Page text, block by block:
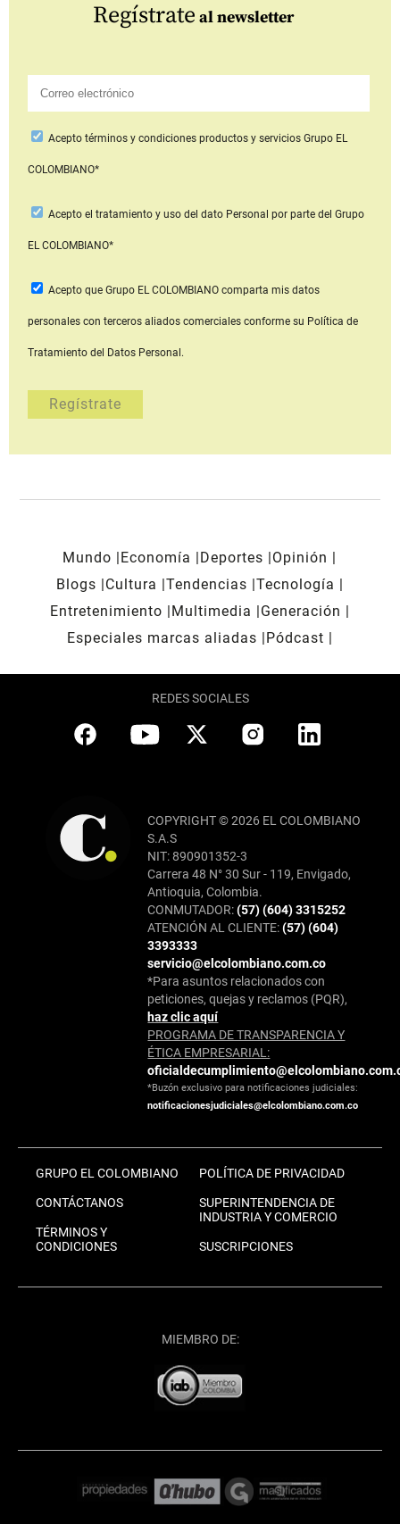
Regístrate al newsletter
Aceptotérminos y condiciones productos y serviciosGrupo EL
COLOMBIANO*
Acepto el tratamiento y uso del dato Personal por parte del Grupo
EL COLOMBIANO*
Acepto que Grupo EL COLOMBIANOcomparta mis datos
personales con terceros aliados comerciales conforme su Política de
Tratamiento del Datos Personal.
Mundo Economía Deportes
Opinión
Blogs
Cultura Tendencias Tecnología
Entretenimiento
Multimedia
Generación
Especiales marcas aliadas
Pódcast
REDES SOCIALES
COPYRIGHT © 2026 EL COLOMBIANO
S.A.S
NIT: 890901352-3
Carrera 48 N° 30 Sur - 119, Envigado,
Antioquia, Colombia.
CONMUTADOR:(57) (604) 3315252
ATENCIÓN AL CLIENTE:(57) (604)
3393333
servicio@elcolombiano.com.co
*Para asuntos relacionados con
peticiones, quejas y reclamos (PQR),
haz clic aquí
PROGRAMA DE TRANSPARENCIA Y
ÉTICA EMPRESARIAL:
*Buzón exclusivo para notificaciones judiciales:
notificacionesjudiciales@elcolombiano.com.co
GRUPO EL COLOMBIANO
CONTÁCTANOS
TÉRMINOS Y
CONDICIONES
POLÍTICA DE PRIVACIDAD
SUPERINTENDENCIA DE
INDUSTRIA Y COMERCIO
SUSCRIPCIONES
MIEMBRO DE: